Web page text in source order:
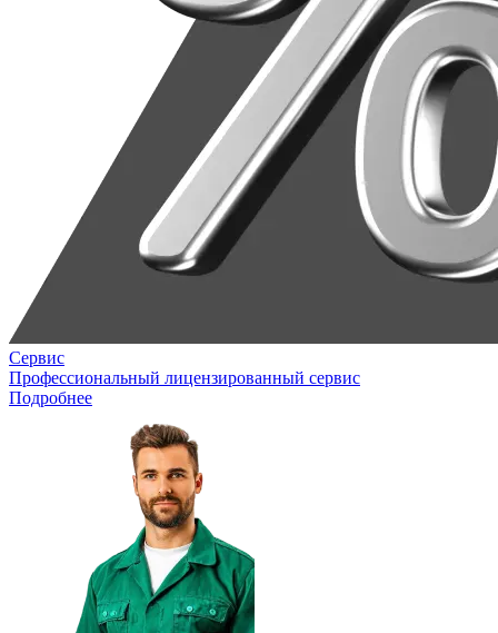
Сервис
Профессиональный лицензированный сервис
Подробнее